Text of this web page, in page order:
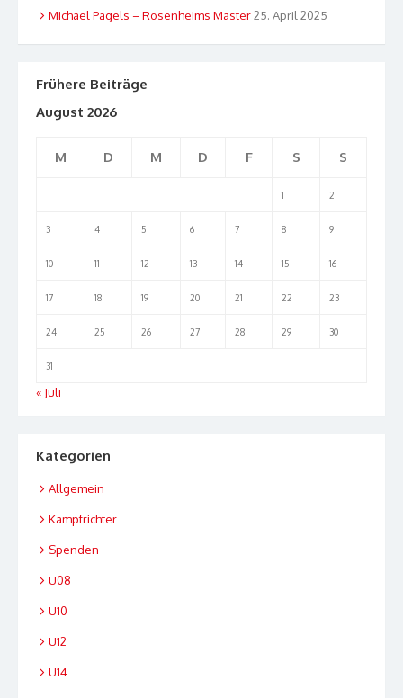
Michael Pagels – Rosenheims Master25. April 2025
Frühere Beiträge
August 2026
M D M D F S S
1 2
3 4 5 6 7 8 9
10 11 12 13 14 15 16
17 18 19 20 21 22 23
24 25 26 27 28 29 30
31
« Juli
Kategorien
Allgemein
Kampfrichter
Spenden
U08
U10
U12
U14